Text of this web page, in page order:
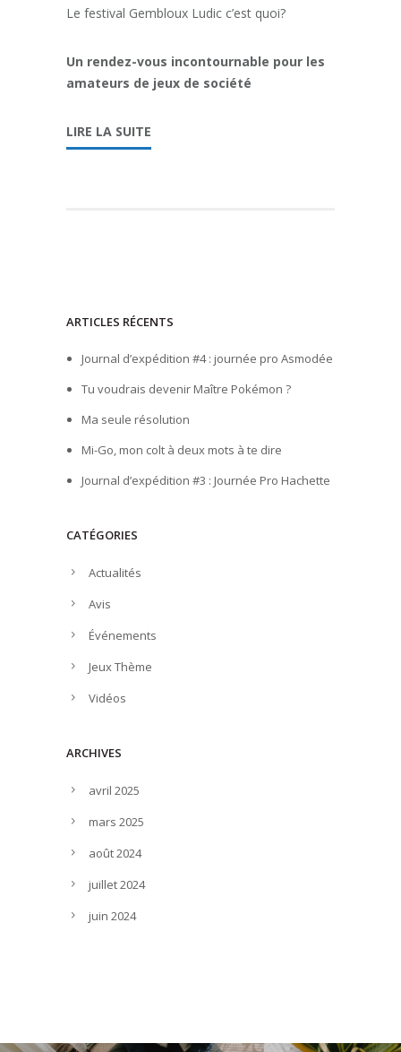
Le festival Gembloux Ludic c’est quoi?
Un rendez-vous incontournable pour les
amateurs de jeux de société
LIRE LA SUITE
ARTICLES RÉCENTS
Journal d’expédition #4 : journée pro Asmodée
Tu voudrais devenir Maître Pokémon ?
Ma seule résolution
Mi-Go, mon colt à deux mots à te dire
Journal d’expédition #3 : Journée Pro Hachette
CATÉGORIES
Actualités
Avis
Événements
Jeux Thème
Vidéos
ARCHIVES
avril 2025
mars 2025
août 2024
juillet 2024
juin 2024